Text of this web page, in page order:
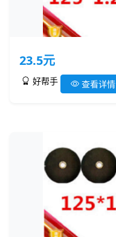
23.5元
好帮手 查看详情